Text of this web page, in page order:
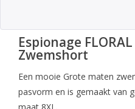
Espionage
Zwemshort
Een mooie Grote maten
pasvorm en is gemaakt van